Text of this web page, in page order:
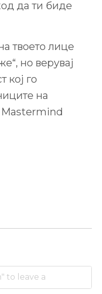
да ти биде
твоето лице
но верувај
кој го
на
Mastermind